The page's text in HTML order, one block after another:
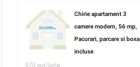
Chirie apartament 3
camere modern, 56 mp,
Pacurari, parcare si boxa
incluse
570 eur/luna